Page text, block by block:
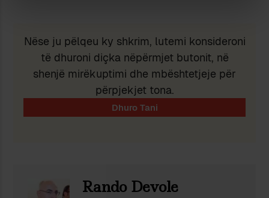
Nëse ju pëlqeu ky shkrim, lutemi konsideroni
të dhuroni diçka nëpërmjet butonit, në
shenjë mirëkuptimi dhe mbështetjeje për
përpjekjet tona.
Rando Devole